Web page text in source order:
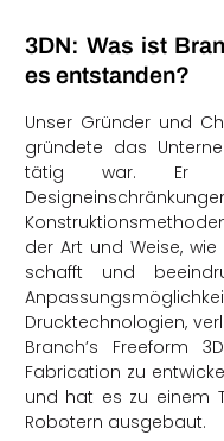
3DN: Was ist
es entstanden?
Unser Gründer und
gründete das
tätig war. Er
der Art und Weise,
schafft und
Drucktechnologien,
Branch’s Freeform
Fabrication zu
und hat es zu einem
Robotern ausgebaut.